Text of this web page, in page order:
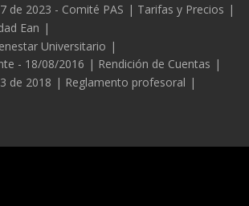
de 2023 - Comité PAS
Tarifas y Precios
Ean
Universitario
- 18/08/2016
Rendición de Cuentas
de 2018
Reglamento profesoral